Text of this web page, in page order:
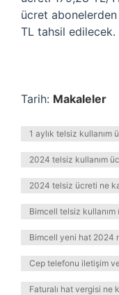
ücret
TL tahsil edilecek.
Tarih: Makaleler
1 aylık telsiz kullanım
2024 telsiz kullanım
2024 telsiz ücreti ne
Bimcell telsiz
Bimcell yeni hat 2024
Cep telefonu iletişim
Faturalı hat vergisi ne